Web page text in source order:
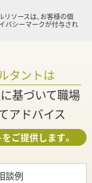
リソースは、お客様の個
バシーマークが付与され
タントは
基づいて職場
アドバイス
ご提供します。
談例